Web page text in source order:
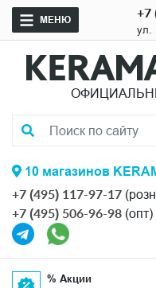
МЕНЮ +7
ул.
10 магазинов
+7 (495) 117-97-17
+7 (495) 506-96-98 (опт)
% Акции